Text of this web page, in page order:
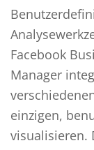
Facebook
Manager
einzigen,
visualisieren.